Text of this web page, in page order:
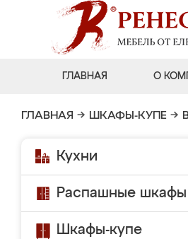
ГЛАВНАЯ О
ГЛАВНАЯ → ШКАФЫ-КУПЕ →
Кухни
Распашные шкафы
Шкафы-купе